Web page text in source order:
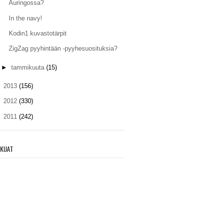
Auringossa?
In the navy!
Kodin1 kuvastotärpit
ZigZag pyyhintään -pyyhesuosituksia?
► tammikuuta (15)
2013 (156)
2012 (330)
2011 (242)